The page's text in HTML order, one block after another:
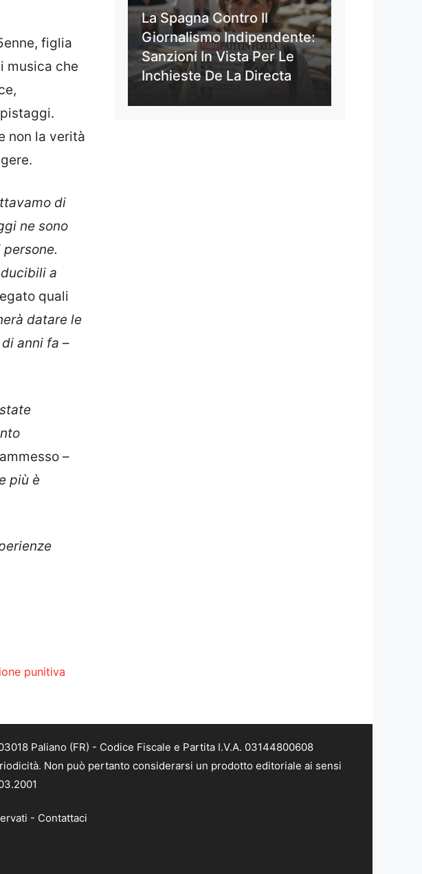
figlia
musica che
non la verità
di
ne sono
a
quali
datare le
anni fa –
–
più è
punitiva
La Spagna Contro Il
Giornalismo Indipendente:
Sanzioni In Vista Per Le
Inchieste De La Directa
Paliano (FR) - Codice Fiscale e Partita I.V.A. 03144800608
Non può pertanto considerarsi un prodotto editoriale ai sensi
- Contattaci